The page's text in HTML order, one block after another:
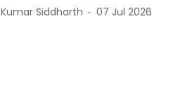
Kumar Siddharth 07 Jul 2026